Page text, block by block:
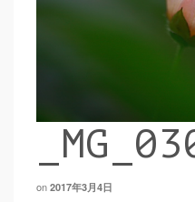
on 2017年3月4日